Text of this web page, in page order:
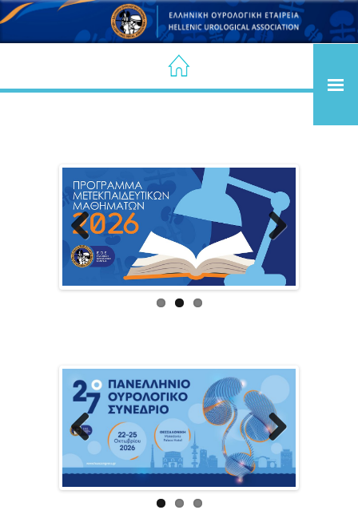
Previous Next
Previous Next